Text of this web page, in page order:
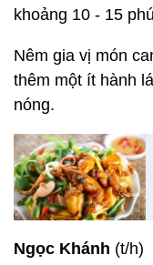
khoảng 10 - 15
Nêm gia vị món
thêm một ít hành
nóng.
Ngọc Khánh (t/h)